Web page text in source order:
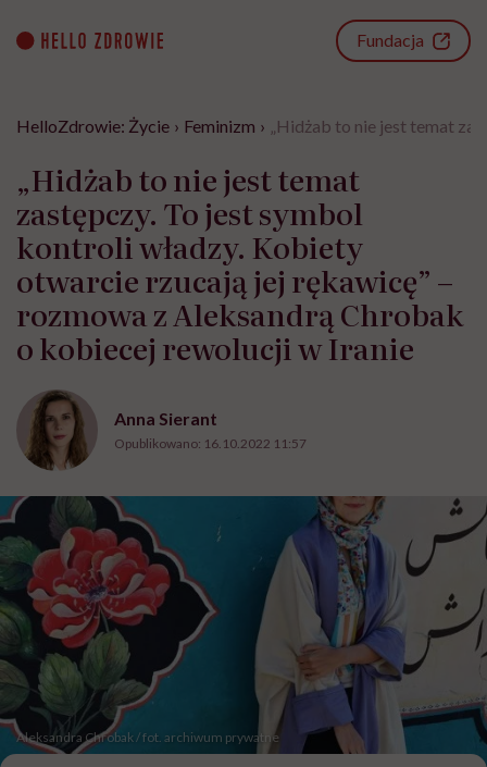
content
Fundacja
HelloZdrowie: Życie › Feminizm › „Hidżab to nie jest temat
„Hidżab to nie jest temat
zastępczy. To jest symbol
kontroli władzy. Kobiety
otwarcie rzucają jej rękawicę” –
rozmowa z Aleksandrą Chrobak
o kobiecej rewolucji w Iranie
Anna Sierant
Opublikowano: 16.10.2022 11:57
Aleksandra Chrobak / fot. archiwum prywatne